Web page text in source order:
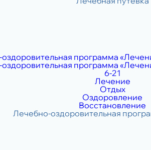
6-21
Лечение
Отдых
Оздоровление
Восстановление